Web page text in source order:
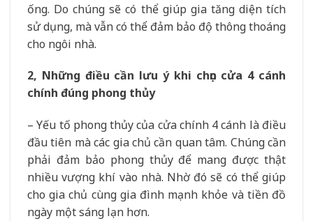
ống. Do chúng sẽ có thể giúp gia tăng diện tích
sử dụng, mà vẫn có thể đảm bảo độ thông thoáng
cho ngôi nhà.
2, Những điều cần lưu ý khi chọn cửa 4 cánh
chính đúng phong thủy
– Yếu tố phong thủy của cửa chính 4 cánh là điều
đầu tiên mà các gia chủ cần quan tâm. Chúng cần
phải đảm bảo phong thủy để mang được thật
nhiều vượng khí vào nhà. Nhờ đó sẽ có thể giúp
cho gia chủ cùng gia đình mạnh khỏe và tiền đồ
ngày một sáng lạn hơn.